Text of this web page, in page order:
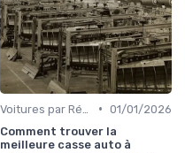
• 01/01/2026
Comment trouver la
meilleure casse auto à